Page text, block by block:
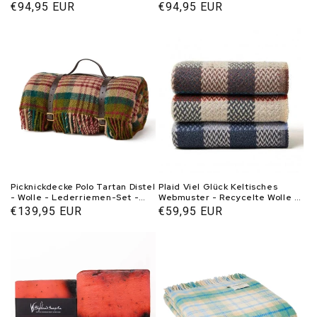
Wolle - Tweedmill UK
Normaler
€94,95 EUR
Wolle - Tweedmill UK
Normaler
€94,95 EUR
Picknickdecke Polo Tartan Distel
- Wolle - Lederriemen-Set -
Wasserdicht - 145x183cm -
Tweedmill
Normaler
€139,95 EUR
Plaid Viel Glück Keltisches
Webmuster - Recycelte Wolle -
120x150cm - Tweedmill UK
Normaler
€59,95 EUR